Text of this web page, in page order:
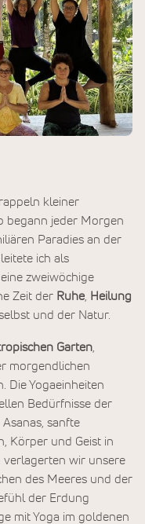
kleiner
begann jeder Morgen
Paradies an der
ich als
zweiwöchige
Zeit der Ruhe, Heilung
und der Natur.
Garten
morgendlichen
Die Yogaeinheiten
Bedürfnisse der
sanfte
Körper und Geist in
verlagerten wir unsere
des Meeres und der
der Erdung
mit Yoga im goldenen